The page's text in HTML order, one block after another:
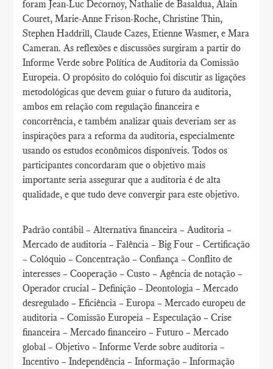
foram Jean-Luc Decornoy, Nathalie de Basaldua, Alain
Couret, Marie-Anne Frison-Roche, Christine Thin,
Stephen Haddrill, Claude Cazes, Etienne Wasmer, e Mara
Cameran. As reflexões e discussões surgiram a partir do
Informe Verde sobre Política de Auditoria da Comissão
Europeia. O propósito do colóquio foi discutir as ligações
metodológicas que devem guiar o futuro da auditoria,
ambos em relação com regulação financeira e
concorrência, e também analizar quais deveriam ser as
inspirações para a reforma da auditoria, especialmente
usando os estudos econômicos disponíveis. Todos os
participantes concordaram que o objetivo mais
importante seria assegurar que a auditoria é de alta
qualidade, e que tudo deve convergir para este objetivo.
Padrão contábil – Alternativa financeira – Auditoria –
Mercado de auditoria – Falência – Big Four – Certificação
– Colóquio – Concentração – Confiança – Conflito de
interesses – Cooperação – Custo – Agência de notação –
Operador crucial – Definição – Deontologia – Mercado
desregulado – Eficiência – Europa – Mercado europeu de
auditoria – Comissão Europeia – Especulação – Crise
financeira – Mercado financeiro – Futuro – Mercado
global – Objetivo – Informe Verde sobre auditoria –
Incentivo – Independência – Informação – Informação